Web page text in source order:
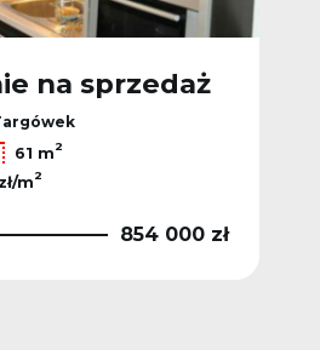
na sprzedaż
61 m2
m2
854 000 zł